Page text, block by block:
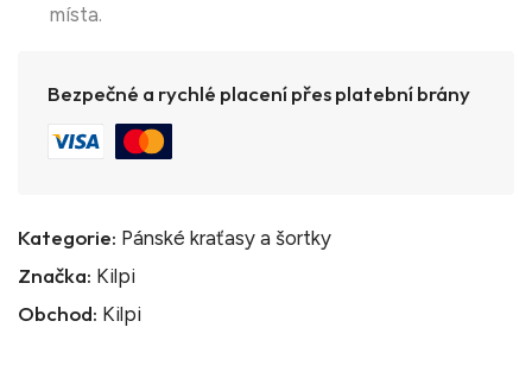
místa.
Bezpečné a rychlé placení přes platební brány
Kategorie: Pánské kraťasy a šortky
Značka: Kilpi
Obchod: Kilpi